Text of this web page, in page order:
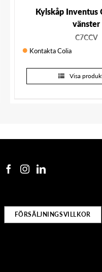
Kylskåp Inventus
vänster
C7CCV
Kontakta Colia
Visa
FÖRSÄLJNINGSVILLKOR